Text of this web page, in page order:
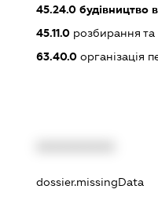
45.24.0будівництво
45.11.0розбирання та
63.40.0організація
dossier.missingData